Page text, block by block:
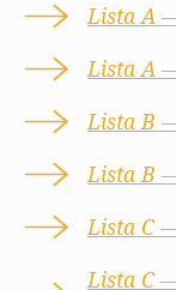
Lista A
Lista A
Lista B
Lista B
Lista C
Lista C